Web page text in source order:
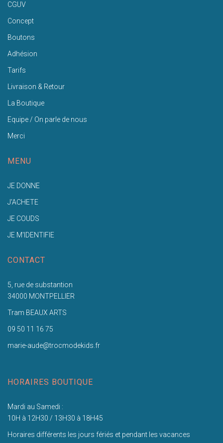
CGUV
Concept
Boutons
Adhésion
Tarifs
Livraison & Retour
La Boutique
Equipe / On parle de nous
Merci
MENU
JE DONNE
J'ACHETE
JE COUDS
JE M'IDENTIFIE
CONTACT
5, rue de substantion
34000 MONTPELLIER
Tram BEAUX ARTS
09 50 11 16 75
marie-aude@trocmodekids.fr
HORAIRES BOUTIQUE
Mardi au Samedi :
10H à 12H30 / 13H30 à 18H45
Horaires différents les jours fériés et pendant les vacances